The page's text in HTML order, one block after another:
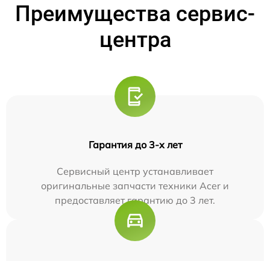
Преимущества сервис-
центра
Гарантия до 3-х лет
Сервисный центр устанавливает
оригинальные запчасти техники Acer и
предоставляет гарантию до 3 лет.